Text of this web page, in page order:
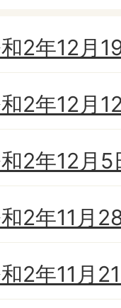
2年12月
2年12月
2年12月
2年11月
2年11月